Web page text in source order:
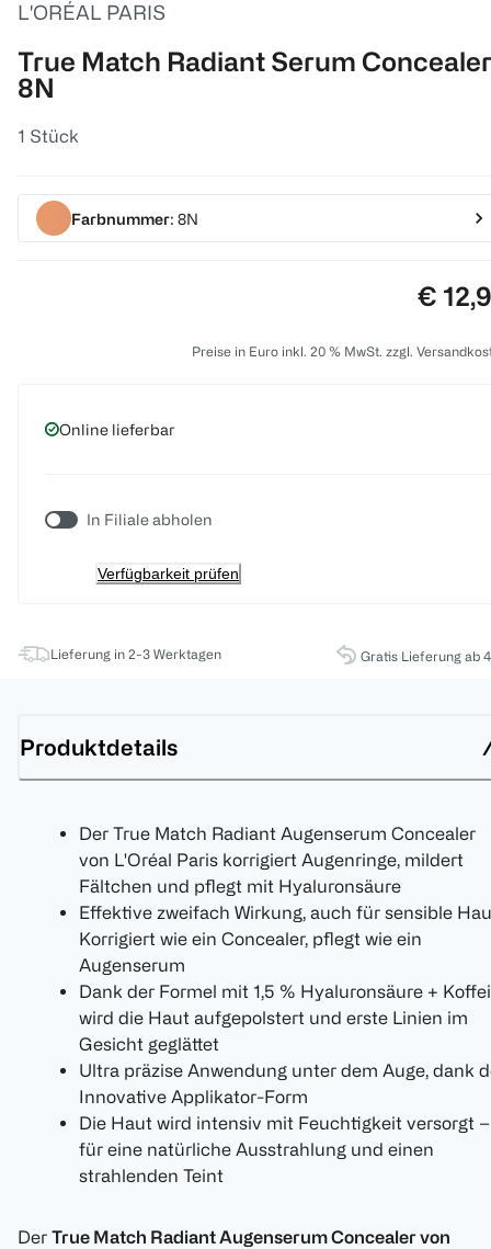
L'ORÉAL PARIS
True Match Radiant Serum Concealer
8N
1 Stück
Farbnummer: 8N
Preis:
€
Preise in Euro inkl. 20 % MwSt. zzgl.
Online lieferbar
In Filiale abholen
Verfügbarkeit prüfen
Lieferung in 2-3 Werktagen Gratis Lieferung ab
Produktdetails
Der True Match Radiant Augenserum Concealer
von L'Oréal Paris korrigiert Augenringe, mildert
Fältchen und pflegt mit Hyaluronsäure
Effektive zweifach Wirkung, auch für sensible
Korrigiert wie ein Concealer, pflegt wie ein
Augenserum
Dank der Formel mit 1,5 % Hyaluronsäure +
wird die Haut aufgepolstert und erste Linien im
Gesicht geglättet
Ultra präzise Anwendung unter dem Auge, dank
Innovative Applikator-Form
Die Haut wird intensiv mit Feuchtigkeit versorgt –
für eine natürliche Ausstrahlung und einen
strahlenden Teint
Der True Match Radiant Augenserum Concealer von